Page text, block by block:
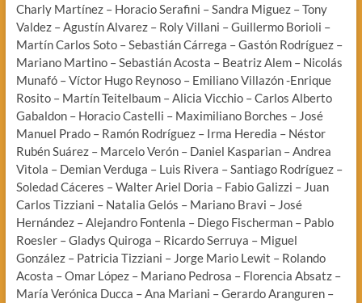
Charly Martínez – Horacio Serafini – Sandra Miguez – Tony
Valdez – Agustín Alvarez – Roly Villani – Guillermo Borioli –
Martín Carlos Soto – Sebastián Cárrega – Gastón Rodríguez –
Mariano Martino – Sebastián Acosta – Beatriz Alem – Nicolás
Munafó – Víctor Hugo Reynoso – Emiliano Villazón -Enrique
Rosito – Martín Teitelbaum – Alicia Vicchio – Carlos Alberto
Gabaldon – Horacio Castelli – Maximiliano Borches – José
Manuel Prado – Ramón Rodríguez – Irma Heredia – Néstor
Rubén Suárez – Marcelo Verón – Daniel Kasparian – Andrea
Vìtola – Demian Verduga – Luis Rivera – Santiago Rodríguez –
Soledad Cáceres – Walter Ariel Doria – Fabio Galizzi – Juan
Carlos Tizziani – Natalia Gelós – Mariano Bravi – José
Hernández – Alejandro Fontenla – Diego Fischerman – Pablo
Roesler – Gladys Quiroga – Ricardo Serruya – Miguel
González – Patricia Tizziani – Jorge Mario Lewit – Rolando
Acosta – Omar López – Mariano Pedrosa – Florencia Absatz –
María Verónica Ducca – Ana Mariani – Gerardo Aranguren –